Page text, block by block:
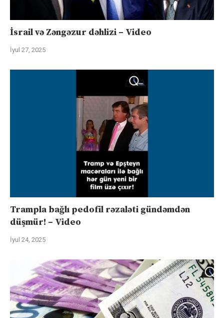
İsrail və Zəngəzur dəhlizi – Video
İyul 27, 2025
Trampla bağlı pedofil rəzaləti gündəmdən
düşmür! – Video
İyul 24, 2025